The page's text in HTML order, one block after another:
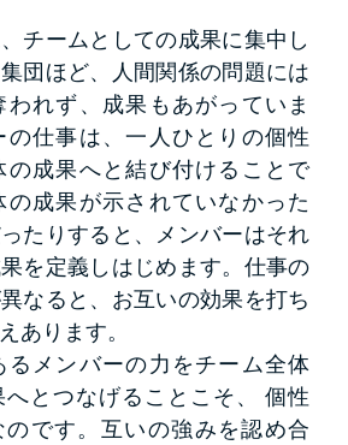
チームとしての成果に集中し
団ほど、人間関係の問題には
れず、成果もあがっていま
の仕事は、一人ひとりの個性
の成果へと結び付けることで
成果が示されていなかった
たりすると、メンバーはそれ
を定義しはじめます。仕事の
なると、お互いの効果を打ち
あります。
メンバーの力をチーム全体
とつなげることこそ、 個性
のです。互いの強みを認め合